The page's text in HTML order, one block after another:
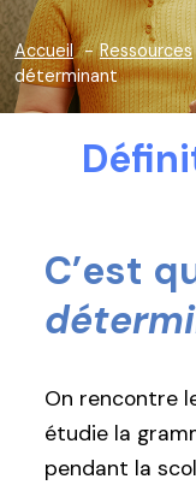
Accueil Ressources
déterminant
C’est
On rencontre
étudie la
pendant la